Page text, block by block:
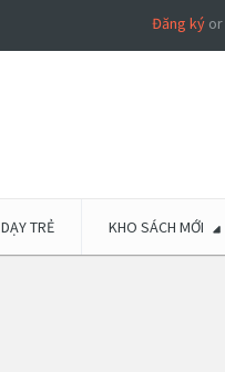
Đăng kýor
TRẺ KHO SÁCH MỚI